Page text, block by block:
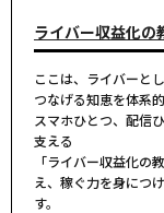
ライバー収益化の
ここは、ライバーと
つなげる知恵を体系
スマホひとつ、配信
支える――
「ライバー収益化の
え、稼ぐ力を身につ
す。